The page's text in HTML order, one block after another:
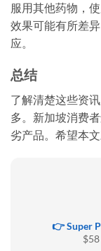
服用其他药物，
效果可能有所差
应。
总结
了解清楚这些资
多。新加坡消费
劣产品。希望本
👉 Super
$58